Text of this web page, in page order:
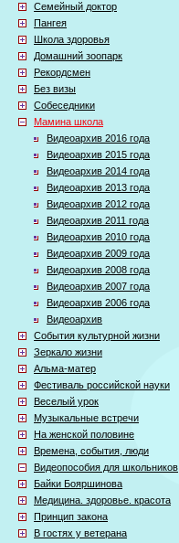
Семейный доктор
Пангея
Школа здоровья
Домашний зоопарк
Рекордсмен
Без визы
Собеседники
Мамина школа
Видеоархив 2016 года
Видеоархив 2015 года
Видеоархив 2014 года
Видеоархив 2013 года
Видеоархив 2012 года
Видеоархив 2011 года
Видеоархив 2010 года
Видеоархив 2009 года
Видеоархив 2008 года
Видеоархив 2007 года
Видеоархив 2006 года
Видеоархив
События культурной жизни
Зеркало жизни
Альма-матер
Фестиваль российской науки
Веселый урок
Музыкальные встречи
На женской половине
Времена, события, люди
Видеопособия для школьников
Байки Бояршинова
Медицина. здоровье. красота
Принцип закона
В гостях у ветерана